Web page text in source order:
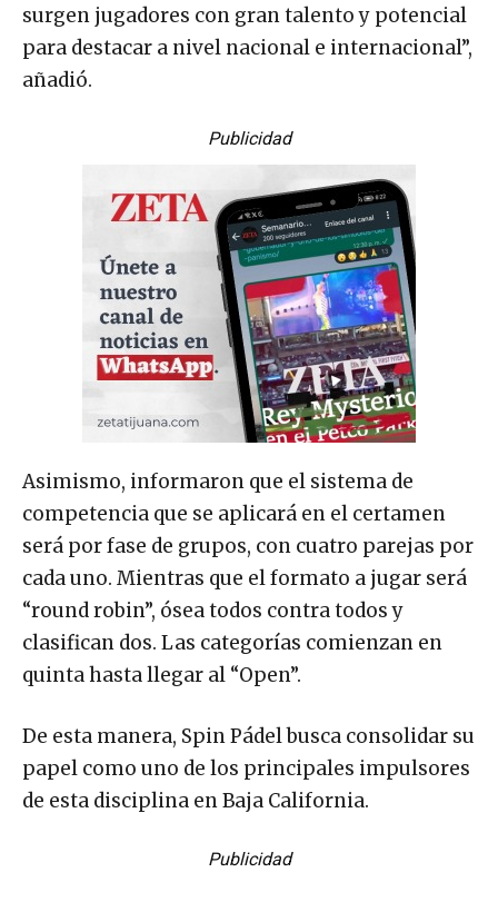
surgen jugadores con gran talento y potencial
para destacar a nivel nacional e internacional”,
añadió.
Publicidad
Asimismo, informaron que el sistema de
competencia que se aplicará en el certamen
será por fase de grupos, con cuatro parejas por
cada uno. Mientras que el formato a jugar será
“round robin”, ósea todos contra todos y
clasifican dos. Las categorías comienzan en
quinta hasta llegar al “Open”.
De esta manera, Spin Pádel busca consolidar su
papel como uno de los principales impulsores
de esta disciplina en Baja California.
Publicidad